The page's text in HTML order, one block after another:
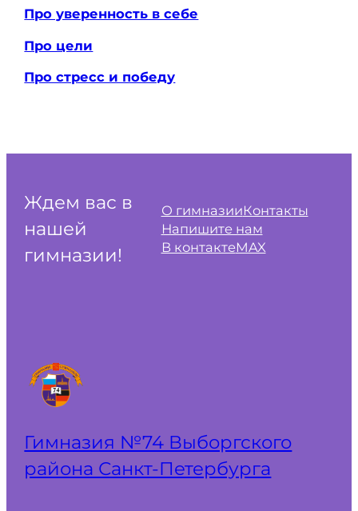
Про уверенность в себе
Про цели
Про стресс и победу
Ждем вас в
нашей
гимназии!
О гимназииКонтакты
Напишите нам
В контактеMAX
Гимназия №74 Выборгского
района Санкт‑Петербурга